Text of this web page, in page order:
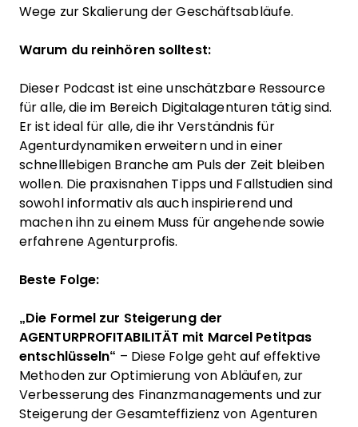
Wege zur Skalierung der Geschäftsabläufe.
Warum du reinhören solltest:
Dieser Podcast ist eine unschätzbare Ressource
für alle, die im Bereich Digitalagenturen tätig sind.
Er ist ideal für alle, die ihr Verständnis für
Agenturdynamiken erweitern und in einer
schnelllebigen Branche am Puls der Zeit bleiben
wollen. Die praxisnahen Tipps und Fallstudien sind
sowohl informativ als auch inspirierend und
machen ihn zu einem Muss für angehende sowie
erfahrene Agenturprofis.
Beste Folge:
„Die Formel zur Steigerung der
AGENTURPROFITABILITÄT mit Marcel Petitpas
entschlüsseln“ – Diese Folge geht auf effektive
Methoden zur Optimierung von Abläufen, zur
Verbesserung des Finanzmanagements und zur
Steigerung der Gesamteffizienz von Agenturen